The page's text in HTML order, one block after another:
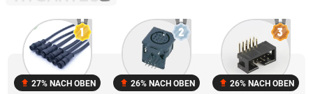
27% NACH OBEN 26% NACH OBEN 26% NACH OBEN